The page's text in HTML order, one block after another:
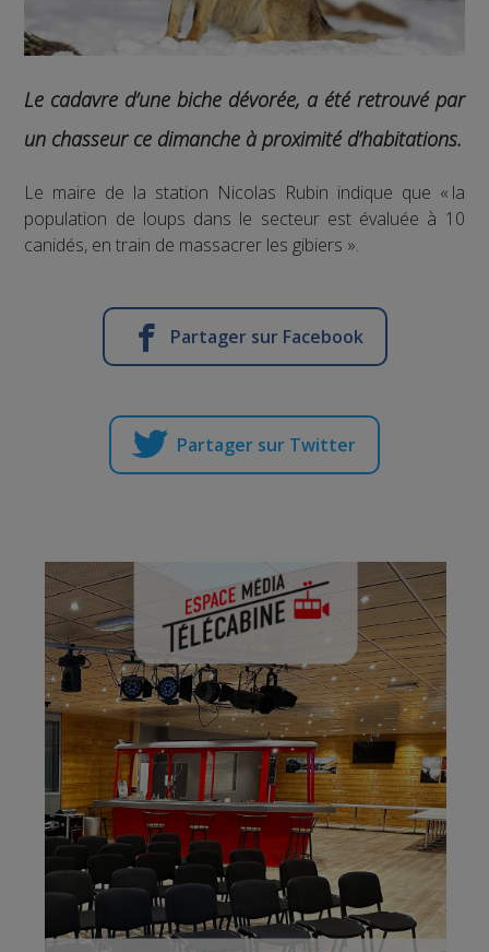
Le cadavre d’une biche dévorée, a été retrouvé par
un chasseur ce dimanche à proximité d’habitations.
Le maire de la station Nicolas Rubin indique que « la
population de loups dans le secteur est évaluée à 10
canidés, en train de massacrer les gibiers ».
Partager sur Facebook
Partager sur Twitter